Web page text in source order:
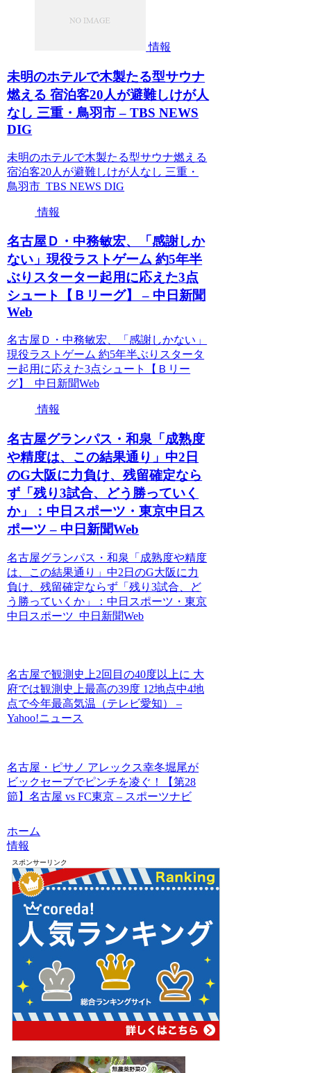
情報
未明のホテルで木製たる型サウナ
燃える 宿泊客20人が避難しけが人
なし 三重・鳥羽市 – TBS NEWS
DIG
未明のホテルで木製たる型サウナ燃える
宿泊客20人が避難しけが人なし 三重・
鳥羽市 TBS NEWS DIG
情報
名古屋Ｄ・中務敏宏、「感謝しか
ない」現役ラストゲーム 約5年半
ぶりスターター起用に応えた3点
シュート【Ｂリーグ】 – 中日新聞
Web
名古屋Ｄ・中務敏宏、「感謝しかない」
現役ラストゲーム 約5年半ぶりスタータ
ー起用に応えた3点シュート【Ｂリー
グ】 中日新聞Web
情報
名古屋グランパス・和泉「成熟度
や精度は、この結果通り」中2日
のG大阪に力負け、残留確定なら
ず「残り3試合、どう勝っていく
か」：中日スポーツ・東京中日ス
ポーツ – 中日新聞Web
名古屋グランパス・和泉「成熟度や精度
は、この結果通り」中2日のG大阪に力
負け、残留確定ならず「残り3試合、ど
う勝っていくか」：中日スポーツ・東京
中日スポーツ 中日新聞Web
名古屋で観測史上2回目の40度以上に 大
府では観測史上最高の39度 12地点中4地
点で今年最高気温（テレビ愛知） –
Yahoo!ニュース
名古屋・ピサノ アレックス幸冬堀尾が
ビックセーブでピンチを凌ぐ！【第28
節】名古屋 vs FC東京 – スポーツナビ
ホーム
情報
スポンサーリンク